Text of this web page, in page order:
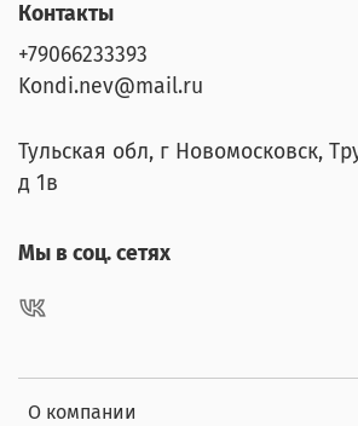
О компании
Контакты
+79066233393
Kondi.nev@mail.ru
Тульская обл, г Новомосковск,
д 1в
Мы в соц. сетях